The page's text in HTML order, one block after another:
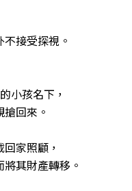
接受探視。
小孩名下，
回來。
家照顧，
其財產轉移。